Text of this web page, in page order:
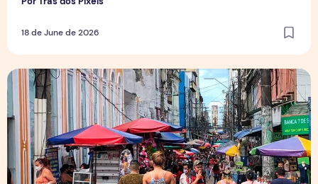
18 de June de 2026
Copa aquece vendas em setores específicos, mas não